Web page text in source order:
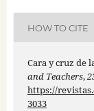
HOW TO CITE
Cara y cruz de
and Teachers,
https://
3033